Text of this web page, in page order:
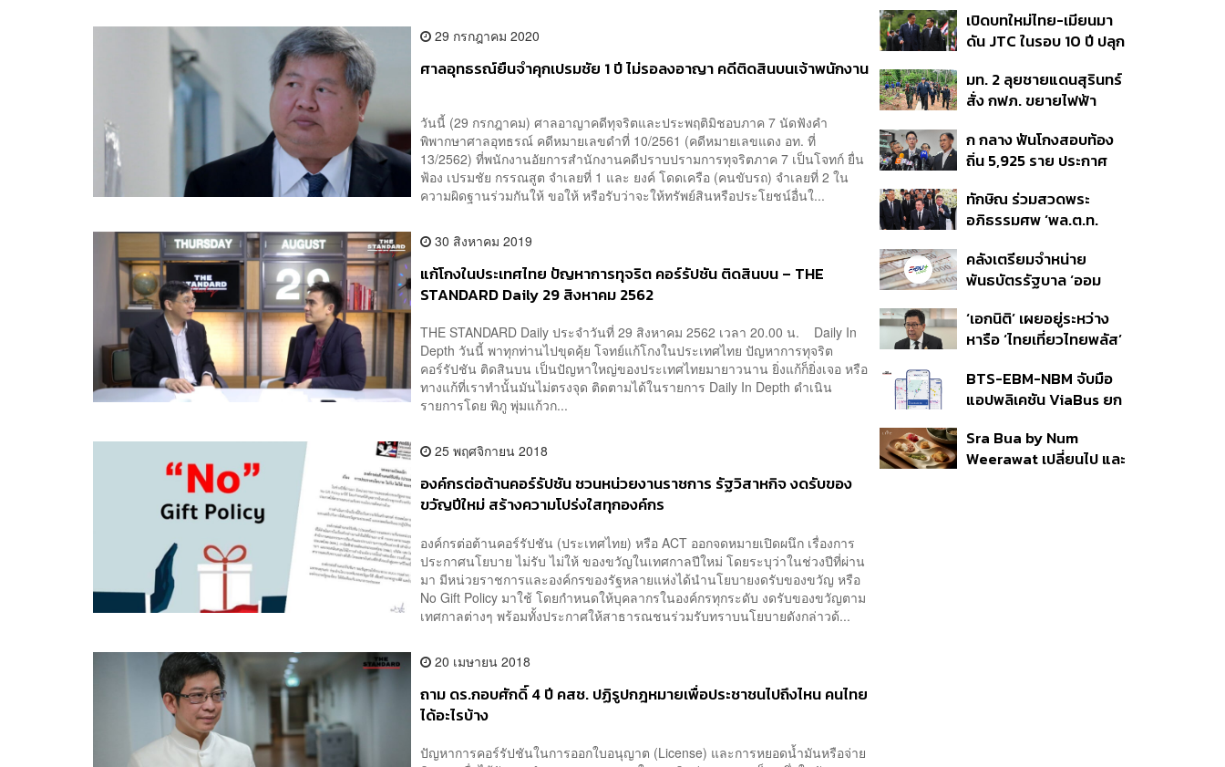
29 กรกฎาคม 2020
ศาลอุทธรณ์ยืนจำคุกเปรมชัย 1 ปี ไม่รอลงอาญา คดีติดสินบนเจ้าพนักงาน
วันนี้ (29 กรกฎาคม) ศาลอาญาคดีทุจริตและประพฤติมิชอบภาค 7 นัดฟังคำ
พิพากษาศาลอุทธรณ์ คดีหมายเลขดำที่ 10/2561 (คดีหมายเลขแดง อท. ที่
13/2562) ที่พนักงานอัยการสำนักงานคดีปราบปรามการทุจริตภาค 7 เป็นโจทก์ ยื่น
ฟ้อง เปรมชัย กรรณสูต จำเลยที่ 1 และ ยงค์ โดดเครือ (คนขับรถ) จำเลยที่ 2 ใน
ความผิดฐานร่วมกันให้ ขอให้ หรือรับว่าจะให้ทรัพย์สินหรือประโยชน์อื่นใ...
30 สิงหาคม 2019
แก้โกงในประเทศไทย ปัญหาการทุจริต คอร์รัปชัน ติดสินบน – THE
STANDARD Daily 29 สิงหาคม 2562
THE STANDARD Daily ประจำวันที่ 29 สิงหาคม 2562 เวลา 20.00 น. Daily In
Depth วันนี้ พาทุกท่านไปขุดคุ้ย โจทย์แก้โกงในประเทศไทย ปัญหาการทุจริต
คอร์รัปชัน ติดสินบน เป็นปัญหาใหญ่ของประเทศไทยมายาวนาน ยิ่งแก้ก็ยิ่งเจอ หรือ
ทางแก้ที่เราทำนั้นมันไม่ตรงจุด ติดตามได้ในรายการ Daily In Depth ดำเนิน
รายการโดย พิภู พุ่มแก้วก...
25 พฤศจิกายน 2018
องค์กรต่อต้านคอร์รัปชัน ชวนหน่วยงานราชการ รัฐวิสาหกิจ งดรับของ
ขวัญปีใหม่ สร้างความโปร่งใสทุกองค์กร
องค์กรต่อต้านคอร์รัปชัน (ประเทศไทย) หรือ ACT ออกจดหมายเปิดผนึก เรื่องการ
ประกาศนโยบาย ไม่รับ ไม่ให้ ของขวัญในเทศกาลปีใหม่ โดยระบุว่าในช่วงปีที่ผ่าน
มา มีหน่วยราชการและองค์กรของรัฐหลายแห่งได้นำนโยบายงดรับของขวัญ หรือ
No Gift Policy มาใช้ โดยกำหนดให้บุคลากรในองค์กรทุกระดับ งดรับของขวัญตาม
เทศกาลต่างๆ พร้อมทั้งประกาศให้สาธารณชนร่วมรับทราบนโยบายดังกล่าวด้...
20 เมษายน 2018
ถาม ดร.กอบศักดิ์ 4 ปี คสช. ปฏิรูปกฎหมายเพื่อประชาชนไปถึงไหน คนไทย
ได้อะไรบ้าง
ปัญหาการคอร์รัปชันในการออกใบอนุญาต (License) และการหยอดน้ำมันหรือจ่าย
ต่อดอลลาร์
อนุทิน จ่อสอบต่อเอี่ยว
ตัดตอน ม.บูรพา หรือไม่
เปิดบทใหม่ไทย-เมียนมา
ดัน JTC ในรอบ 10 ปี ปลุก
ชายแดน ท่าเรือน้ำลึก
ทวาย
มท. 2 ลุยชายแดนสุรินทร์
สั่ง กฟภ. ขยายไฟฟ้า
350’ เสริมความมั่นคง
ชายแดน
ก กลาง ฟันโกงสอบท้อง
ถิ่น 5,925 ราย ประกาศ
ราย รอ ป.ป.ช. ขีดเส้นแล้ว
เสร็จ 31 ส.ค.
ทักษิณ ร่วมสวดพระ
อภิธรรมศพ ‘พล.ต.ท.
สิน’ สิริอายุ 103 ปี แกนนำ
เพื่อไทย-บุคคลหลาก
คลังเตรียมจำหน่าย
พันธบัตรรัฐบาล ‘ออม
ก.ย.นี้ อาจเพิ่มสัดส่วนการ
ขายแบบ Small Lot First
‘เอกนิติ’ เผยอยู่ระหว่าง
หารือ ‘ไทยเที่ยวไทยพลัส’
แสนล้าน มั่นใจงบต่อ ‘ไทย
ช่วยไทย พลัส’ เฟส 2 มี
BTS-EBM-NBM จับมือ
แอปพลิเคชัน ViaBus ยก
รถไฟฟ้า 3 สายแบบเรียล
ไทม์
Sra Bua by Num
Weerawat เปลี่ยนไป และ